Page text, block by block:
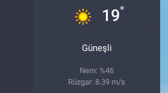
19°
Güneşli
Nem: %46
Rüzgar: 8.39 m/s